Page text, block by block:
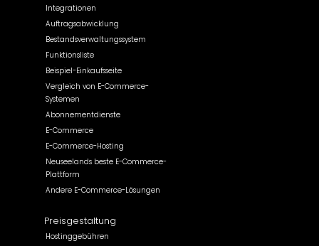
Integrationen
Auftragsabwicklung
Bestandsverwaltungssystem
Funktionsliste
Beispiel-Einkaufsseite
Vergleich von E-Commerce-
Systemen
Abonnementdienste
E-Commerce
E-Commerce-Hosting
Neuseelands beste E-Commerce-
Plattform
Andere E-Commerce-Lösungen
Preisgestaltung
Hostinggebühren